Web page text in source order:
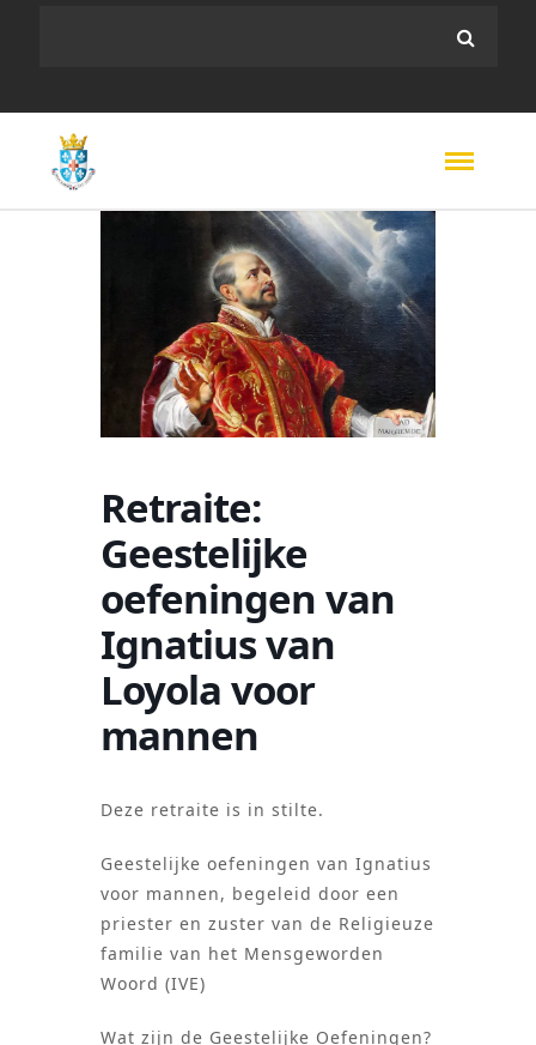
Retraite:
Geestelijke
oefeningen van
Ignatius van
Loyola voor
mannen
Deze retraite is in stilte.
Geestelijke oefeningen van Ignatius
voor mannen, begeleid door een
priester en zuster van de Religieuze
familie van het Mensgeworden
Woord (IVE)
Wat zijn de Geestelijke Oefeningen?